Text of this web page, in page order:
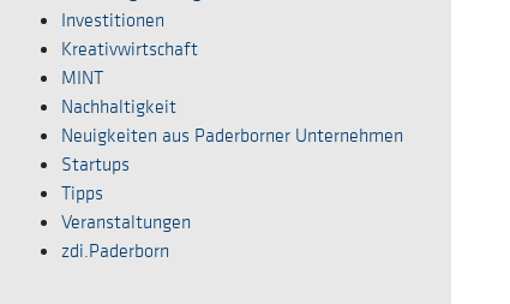
Investitionen
Kreativwirtschaft
MINT
Nachhaltigkeit
Neuigkeiten aus Paderborner Unternehmen
Startups
Tipps
Veranstaltungen
zdi.Paderborn